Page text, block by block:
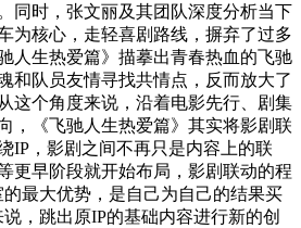
同时，张文丽及其团队深度分析当下
为核心，走轻喜剧路线，摒弃了过多
人生热爱篇》描摹出青春热血的飞驰
和队员友情寻找共情点，反而放大了
这个角度来说，沿着电影先行、剧集
，《飞驰人生热爱篇》其实将影剧联
IP，影剧之间不再只是内容上的联
更早阶段就开始布局，影剧联动的程
最大优势，是自己为自己的结果买
，跳出原IP的基础内容进行新的创